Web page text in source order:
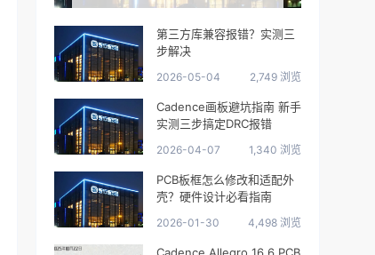
第三方库兼容报错？实测三
步解决
2026-05-04 2,749 浏览
Cadence画板避坑指南 新手
实测三步搞定DRC报错
2026-04-07 1,340 浏览
PCB板框怎么修改和适配外
壳？硬件设计必看指南
2026-01-30 4,498 浏览